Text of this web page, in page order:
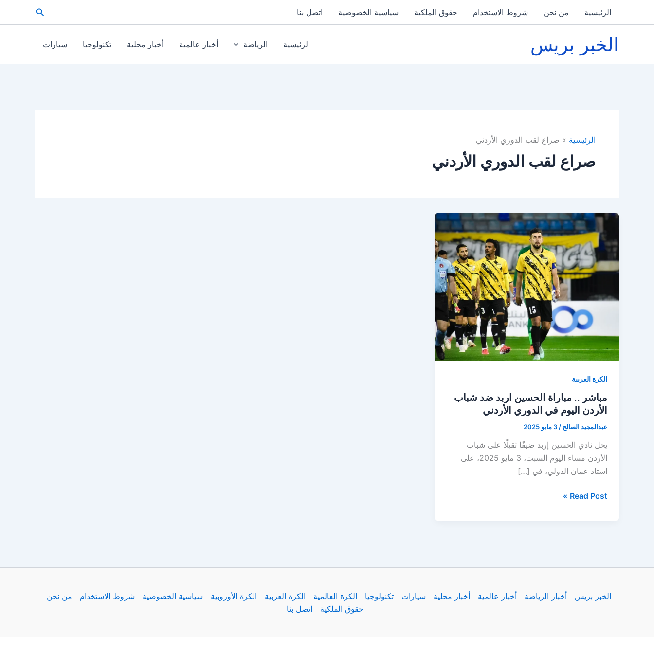
الرئيسية من نحن شروط الاستخدام حقوق الملكية سياسية الخصوصية اتصل بنا البحث
الخبر بريس الرئيسية الرياضة أخبار عالمية أخبار محلية تكنولوجيا سيارات
الرئيسية صراع لقب الدوري الأردني
صراع لقب الدوري الأردني
الكرة العربية
مباشر .. مباراة الحسين اربد ضد شباب
الأردن اليوم في الدوري الأردني
عبدالمجيد الصالح / 3 مايو 2025
يحل نادي الحسين إربد ضيفًا ثقيلًا على شباب
الأردن مساء اليوم السبت، 3 مايو 2025، على
استاد عمان الدولي، في […]
مباشر
اليوم
الأردني
Read Post »
الخبر بريس أخبار الرياضة أخبار عالمية أخبار محلية سيارات تكنولوجيا الكرة العالمية الكرة العربية الكرة الأوروبية سياسية الخصوصية شروط الاستخدام
من نحن
حقوق الملكية
اتصل بنا